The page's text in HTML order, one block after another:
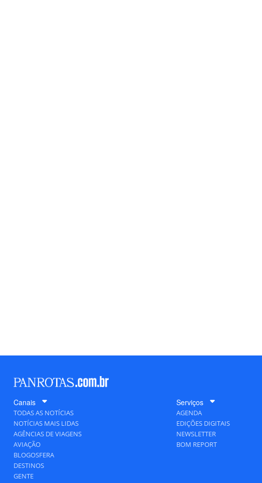
Canais
TODAS AS NOTÍCIAS
NOTÍCIAS MAIS LIDAS
AGÊNCIAS DE VIAGENS
AVIAÇÃO
BLOGOSFERA
DESTINOS
GENTE
Serviços
AGENDA
EDIÇÕES DIGITAIS
NEWSLETTER
BOM REPORT